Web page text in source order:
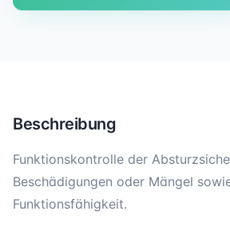
Beschreibung
Funktionskontrolle der
Beschädigungen oder Mängel
Funktionsfähigkeit.